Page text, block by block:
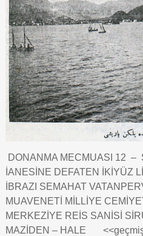
DONANMA MECMUASI 12 –
İANESİNE DEFATEN İKİYÜZ
İBRAZI SEMAHAT
MUAVENETİ MİLLİYE
MERKEZİYE REİS SANİSİ
MAZİDEN – HALE <<geçmiş